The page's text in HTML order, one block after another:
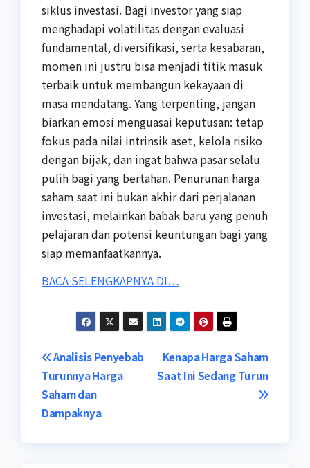
siklus investasi. Bagi investor yang siap
menghadapi volatilitas dengan evaluasi
fundamental, diversifikasi, serta kesabaran,
momen ini justru bisa menjadi titik masuk
terbaik untuk membangun kekayaan di
masa mendatang. Yang terpenting, jangan
biarkan emosi menguasai keputusan: tetap
fokus pada nilai intrinsik aset, kelola risiko
dengan bijak, dan ingat bahwa pasar selalu
pulih bagi yang bertahan. Penurunan harga
saham saat ini bukan akhir dari perjalanan
investasi, melainkan babak baru yang penuh
pelajaran dan potensi keuntungan bagi yang
siap memanfaatkannya.
BACA SELENGKAPNYA DI…
Post
navigation
Kenapa Harga Saham
Saat Ini Sedang Turun
Analisis Penyebab
Turunnya Harga
Saham dan
Dampaknya